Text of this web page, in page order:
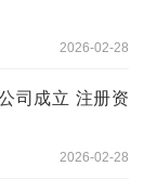
2026-02-28
司成立 注册资
2026-02-28